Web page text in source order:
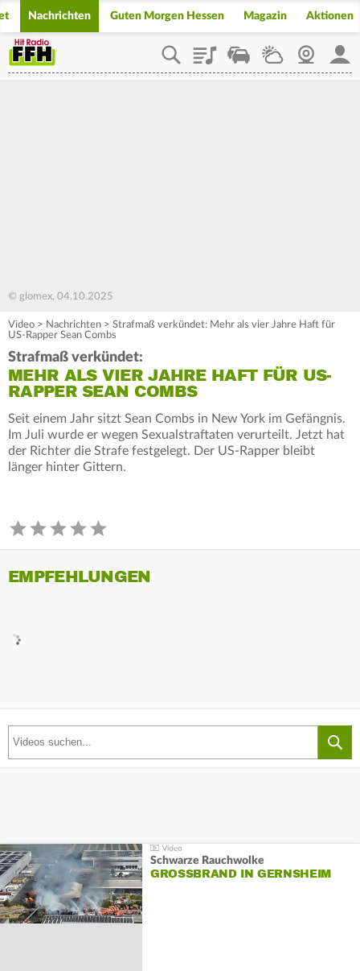
Nachrichten Guten Morgen Hessen Magazin Aktionen
PlaylistStaupilotWetterWebcam
© glomex, 04.10.2025
Video > Nachrichten > Strafmaß verkündet: Mehr als vier Jahre Haft für
US-Rapper Sean Combs
Strafmaß verkündet:
MEHR ALS VIER JAHRE HAFT FÜR US-
RAPPER SEAN COMBS
Seit einem Jahr sitzt Sean Combs in New York im Gefängnis.
Im Juli wurde er wegen Sexualstraftaten verurteilt. Jetzt hat
der Richter die Strafe festgelegt. Der US-Rapper bleibt
länger hinter Gittern.
EMPFEHLUNGEN
Schwarze Rauchwolke
GROSSBRAND IN GERNSHEIM